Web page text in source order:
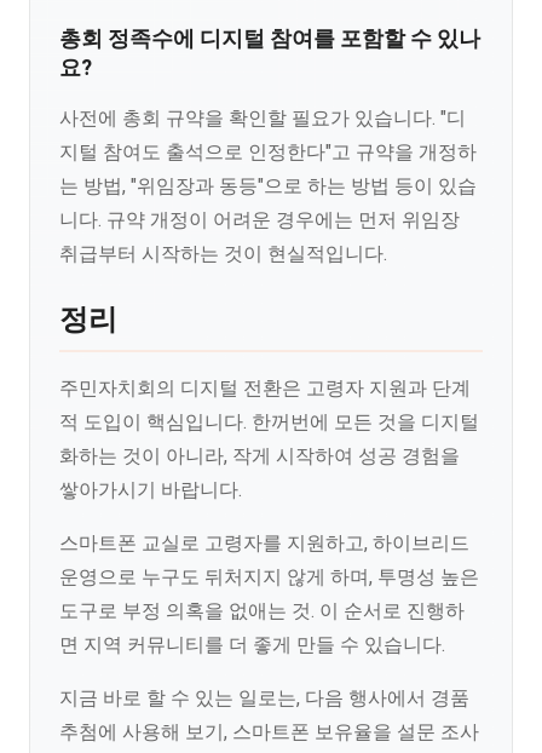
총회 정족수에 디지털 참여를 포함할 수 있나
요?
사전에 총회 규약을 확인할 필요가 있습니다. "디
지털 참여도 출석으로 인정한다"고 규약을 개정하
는 방법, "위임장과 동등"으로 하는 방법 등이 있습
니다. 규약 개정이 어려운 경우에는 먼저 위임장
취급부터 시작하는 것이 현실적입니다.
정리
주민자치회의 디지털 전환은 고령자 지원과 단계
적 도입이 핵심입니다. 한꺼번에 모든 것을 디지털
화하는 것이 아니라, 작게 시작하여 성공 경험을
쌓아가시기 바랍니다.
스마트폰 교실로 고령자를 지원하고, 하이브리드
운영으로 누구도 뒤처지지 않게 하며, 투명성 높은
도구로 부정 의혹을 없애는 것. 이 순서로 진행하
면 지역 커뮤니티를 더 좋게 만들 수 있습니다.
지금 바로 할 수 있는 일로는, 다음 행사에서 경품
추첨에 사용해 보기, 스마트폰 보유율을 설문 조사